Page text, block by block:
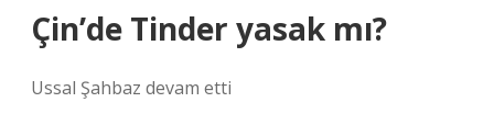
Çin’de Tinder yasak mı?
Ussal Şahbaz devam etti